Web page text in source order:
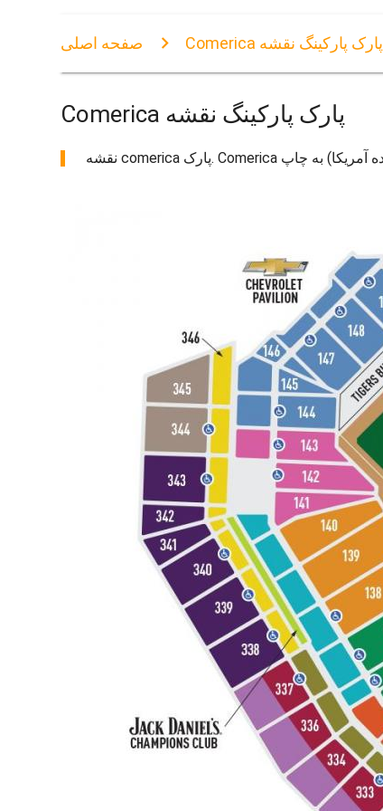
صفحه اصلی Comerica پارک پارکینگ نقشه
Comerica پارک پارکینگ نقشه